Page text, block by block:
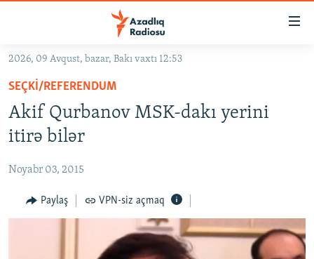
Əsas
qayıt
Əsas
naviqasiyaya
qayıt
Axtarışa
GÜNDƏM
#İZAHLA
KORRUPSIOMETR
FƏRQƏ BAX
QANUNI DOĞRU
2026, 09 Avqust, bazar, Bakı vaxtı 12:53
SEÇKI/REFERENDUM
Akif Qurbanov MSK-dakı yerini
itirə bilər
Noyabr 03, 2015
Paylaş VPN-siz açmaq